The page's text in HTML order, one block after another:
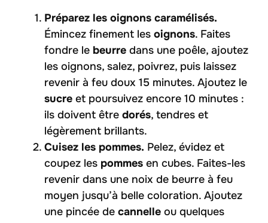
Préparez les oignons caramélisés.
Émincez finement les oignons. Faites
fondre le beurre dans une poêle, ajoutez
les oignons, salez, poivrez, puis laissez
revenir à feu doux 15 minutes. Ajoutez le
sucre et poursuivez encore 10 minutes :
ils doivent être dorés, tendres et
légèrement brillants.
Cuisez les pommes. Pelez, évidez et
coupez les pommes en cubes. Faites-les
revenir dans une noix de beurre à feu
moyen jusqu’à belle coloration. Ajoutez
une pincée de cannelle ou quelques